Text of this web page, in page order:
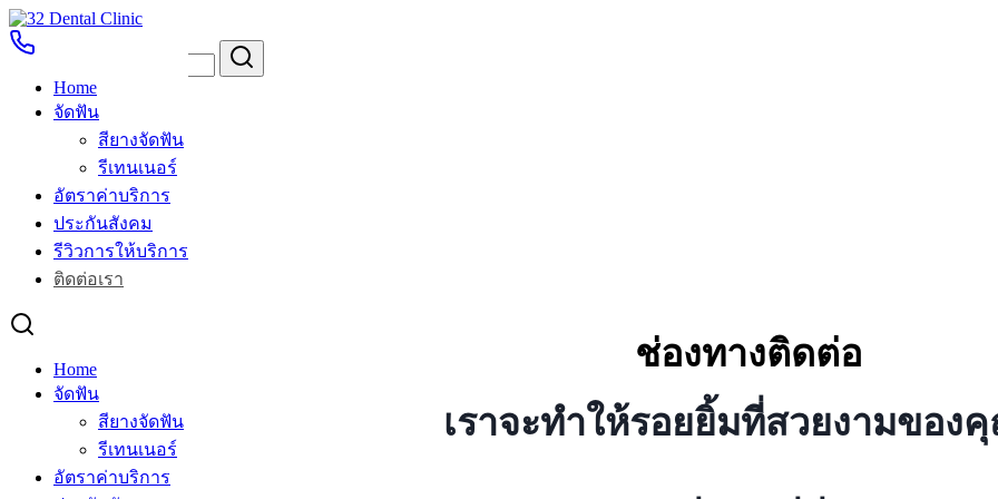
Skip
to
content
Home
จัดฟัน
สียางจัดฟัน
รีเทนเนอร์
อัตราค่าบริการ
ประกันสังคม
รีวิวการให้บริการ
ติดต่อเรา
Home
จัดฟัน
สียางจัดฟัน
รีเทนเนอร์
อัตราค่าบริการ
Search
ติดต่อเรา
ติดต่อเรา
ช่องทางติดต่อ
เราจะทำให้รอยยิ้มที่สวยงามของ